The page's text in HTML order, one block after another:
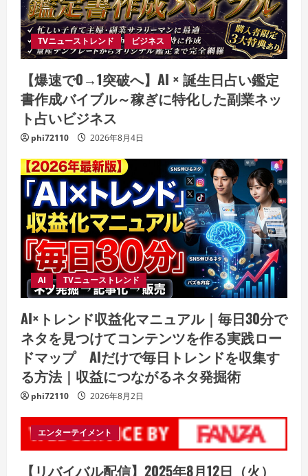
TVニューストレンド ビジネス
【爆速で0→1突破へ】AI × 誕生日占い鑑定
書作成バイブル～稼ぎに特化した副業ネッ
ト占いビジネス
phi72110 2026年8月4日
AI TVニューストレンド
AI×トレンド収益化マニュアル｜毎日30分で
ネタを見つけてコンテンツを作る実践ロー
ドマップ AIだけで毎日トレンドを収集す
る方法｜収益につながるネタ発掘術
phi72110 2026年8月2日
エンターテイメント
【リバイバル配信】2025年8月12日（火）